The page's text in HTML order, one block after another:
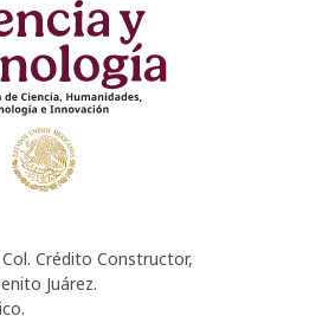
Crédito Constructor,
Juárez.